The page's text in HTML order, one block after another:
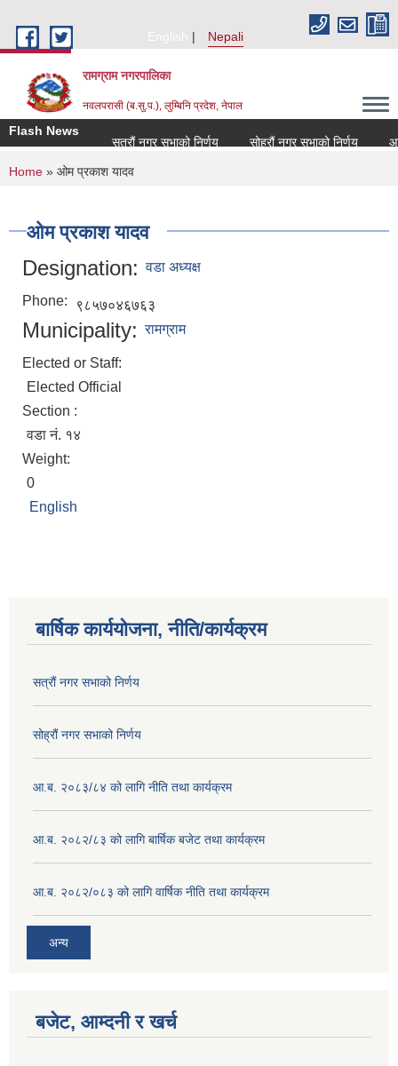
English
Nepali
रामग्राम नगरपालिका
नवलपरासी (ब.सु.प.), लुम्बिनि प्रदेश, नेपाल
Flash News
सत्रौं नगर सभाको निर्णय
सोह्रौं नगर सभाको निर्णय
You are here
Home » ओम प्रकाश यादव
ओम प्रकाश यादव
Designation: वडा अध्यक्ष
Phone: ९८५७०४६७६३
Municipality: रामग्राम
Elected or Staff:
Elected Official
Section :
वडा नं. १४
Weight:
0
English
बार्षिक कार्ययोजना, नीति/कार्यक्रम
सत्रौं नगर सभाको निर्णय
सोह्रौं नगर सभाको निर्णय
आ.ब. २०८३/८४ को लागि नीति तथा कार्यक्रम
आ.ब. २०८२/८३ को लागि बार्षिक बजेट तथा कार्यक्रम
आ.ब. २०८२/०८३ को लागि वार्षिक नीति तथा कार्यक्रम
अन्य
बजेट, आम्दनी र खर्च